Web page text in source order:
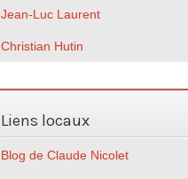
Jean-Luc Laurent
Christian Hutin
Liens locaux
Blog de Claude Nicolet